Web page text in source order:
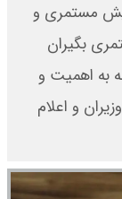
مستمری و
بگیران
به اهمیت و
و اعلام